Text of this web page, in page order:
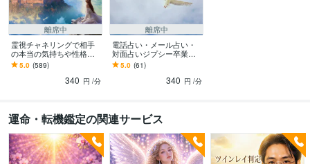
離席中
霊視チャネリングで相手
の本当の気持ちや性格を
みます 誰にも話せない悩
みを否定しません、あな
たの心に寄り添います！
5.0 (589)
340 円 /分
離席中
電話占い・メール占い・
対面占いジプシー卒業で
きます 辞められない、心
配 、不安で占いしてしま
う…アドバイスします
5.0 (61)
340 円 /分
運命・転機鑑定の関連サービス